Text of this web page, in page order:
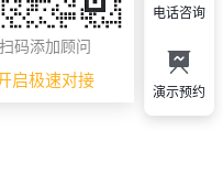
扫码添加顾问
启极速对接
电话咨询
演示预约